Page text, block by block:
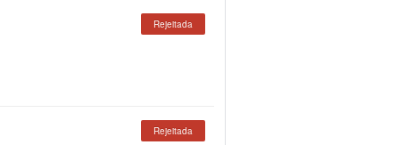
Rejeitada
Rejeitada